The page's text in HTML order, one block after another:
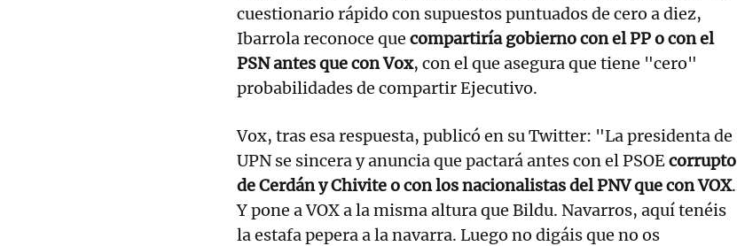
cuestionario rápido con supuestos puntuados de cero a diez,
Ibarrola reconoce que compartiría gobierno con el PP o con el
PSN antes que con Vox, con el que asegura que tiene "cero"
probabilidades de compartir Ejecutivo.
Vox, tras esa respuesta, publicó en su Twitter: "La presidenta de
UPN se sincera y anuncia que pactará antes con el PSOEcorrupto
de Cerdán y Chivite o con los nacionalistas del PNV que con VOX.
Y pone a VOX a la misma altura que Bildu. Navarros, aquí tenéis
la estafa pepera a la navarra. Luego no digáis que no os